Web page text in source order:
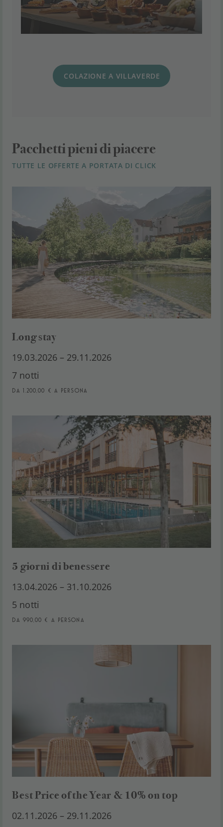
COLAZIONE A VILLAVERDE
Pacchetti pieni di piacere
TUTTE LE OFFERTE A PORTATA DI CLICK
Long stay
19.03.2026 – 29.11.2026
7 notti
da 1.200,00 € a persona
5 giorni di benessere
13.04.2026 – 31.10.2026
5 notti
da 990,00 € a persona
Best Price of the Year & 10% on top
02.11.2026 – 29.11.2026